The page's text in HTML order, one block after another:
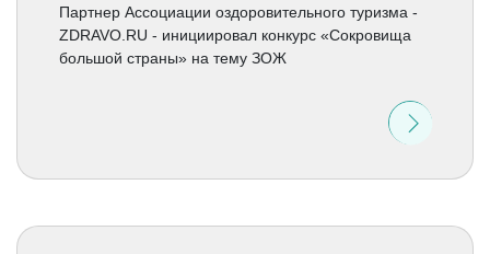
Партнер Ассоциации оздоровительного туризма -
ZDRAVO.RU - инициировал конкурс «Сокровища
большой страны» на тему ЗОЖ